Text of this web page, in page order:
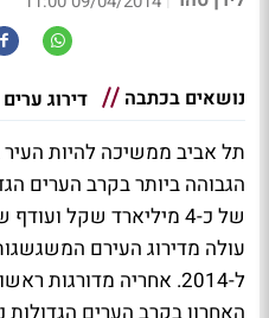
נושאים בכתבה דירוג ערים
תל אביב ממשיכה להיות
הגבוהה ביותר בקרב הערים
עולה מדירוג העירם
ל-2014. אחריה מדורגות